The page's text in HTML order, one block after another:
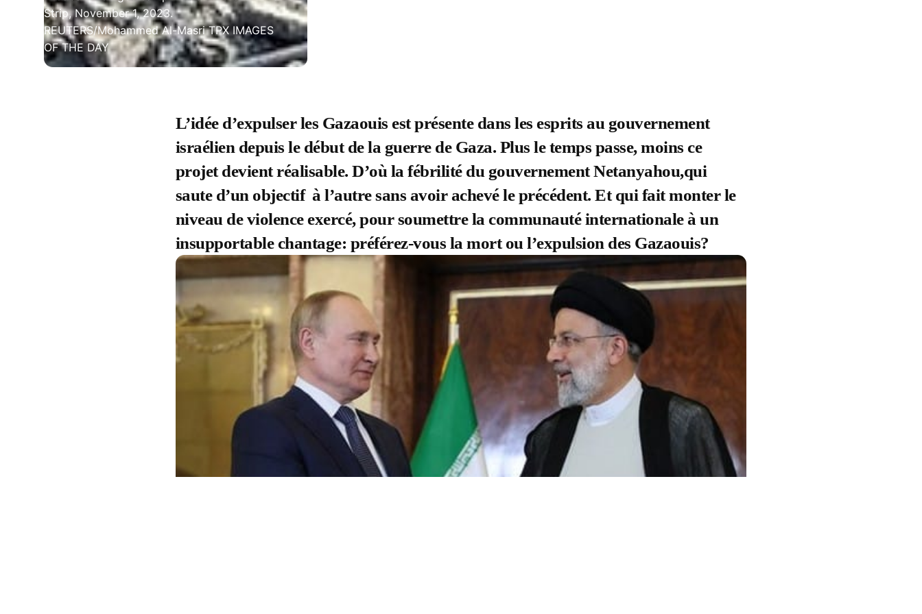
Strip, November 1, 2023.
REUTERS/Mohammed Al-Masri TPX IMAGES
OF THE DAY
L’idée d’expulser les Gazaouis est présente dans les esprits au gouvernement
israélien depuis le début de la guerre de Gaza. Plus le temps passe, moins ce
projet devient réalisable. D’où la fébrilité du gouvernement Netanyahou,qui
saute d’un objectif à l’autre sans avoir achevé le précédent. Et qui fait monter le
niveau de violence exercé, pour soumettre la communauté internationale à un
insupportable chantage: préférez-vous la mort ou l’expulsion des Gazaouis?